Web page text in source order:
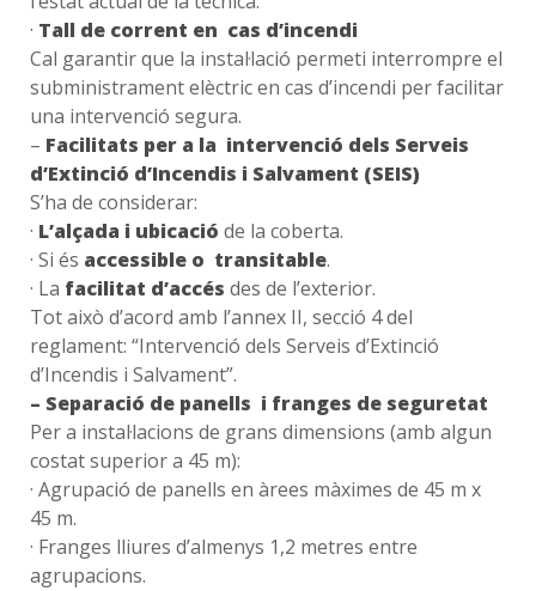
· Tall de corrent en cas d’incendi
Cal garantir que la instal·lació permeti interrompre el
subministrament elèctric en cas d’incendi per facilitar
una intervenció segura.
– Facilitats per a la intervenció dels Serveis
d’Extinció d’Incendis i Salvament (SEIS)
S’ha de considerar:
· L’alçada i ubicació de la coberta.
· Si és accessible o transitable.
· La facilitat d’accés des de l’exterior.
Tot això d’acord amb l’annex II, secció 4 del
reglament: “Intervenció dels Serveis d’Extinció
d’Incendis i Salvament”.
– Separació de panells i franges de seguretat
Per a instal·lacions de grans dimensions (amb algun
costat superior a 45 m):
· Agrupació de panells en àrees màximes de 45 m x
45 m.
· Franges lliures d’almenys 1,2 metres entre
agrupacions.